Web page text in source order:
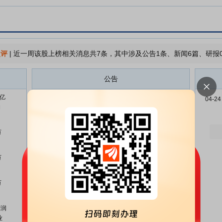
| 近一周该股上榜相关消息共7条，其中涉及公告1条、新闻6篇、研报
公告
资券兑付完成的公告
华西证券:2024年面向专业投资者
公开发行公司债券(第三期)2026年
付息公告
华西证券:西南证券股份有限公司
关于华西证券股份有限公司变更总
经理的临时受托管理事务报告
华西证券:关于向专业投资者公开
理委员会注册批复的公告
04-24